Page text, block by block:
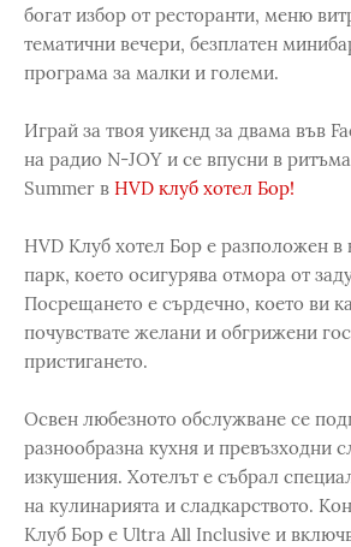
богат избор от ресторанти, меню
тематични вечери, безплатен
програма за малки и големи.
Играй за твоя уикенд за двама във
на радио N-JOY и се впусни в
Summer в HVD клуб хотел Бор!
HVD Клуб хотел Бор е разположен в
парк, което осигурява отмора от
Посрещането е сърдечно, което ви
почувствате желани и обгрижени
пристигането.
Освен любезното обслужване се
разнообразна кухня и превъзходни
изкушения. Хотелът е събрал
на кулинарията и сладкарството.
Клуб Бор е Ultra All Inclusive и